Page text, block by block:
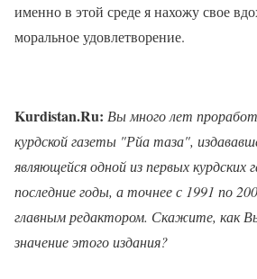
именно в этой среде я нахожу свое
моральное удовлетворение.
Kurdistan.Ru: Вы много лет
курдской газеты "Рйа таза",
являющейся одной из первых курдских
последние годы, а точнее с 1991 по
главным редактором. Скажите, как
значение этого издания?